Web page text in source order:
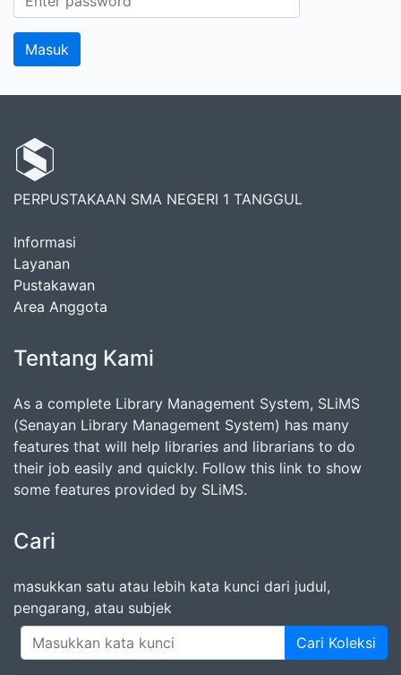
PERPUSTAKAAN SMA NEGERI 1 TANGGUL
Informasi
Layanan
Pustakawan
Area Anggota
Tentang Kami
As a complete Library Management System, SLiMS
(Senayan Library Management System) has many
features that will help libraries and librarians to do
their job easily and quickly. Follow this link to show
some features provided by SLiMS.
Cari
masukkan satu atau lebih kata kunci dari judul,
pengarang, atau subjek
Cari Koleksi